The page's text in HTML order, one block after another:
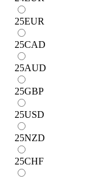
25EUR
25CAD
25AUD
25GBP
25USD
25NZD
25CHF